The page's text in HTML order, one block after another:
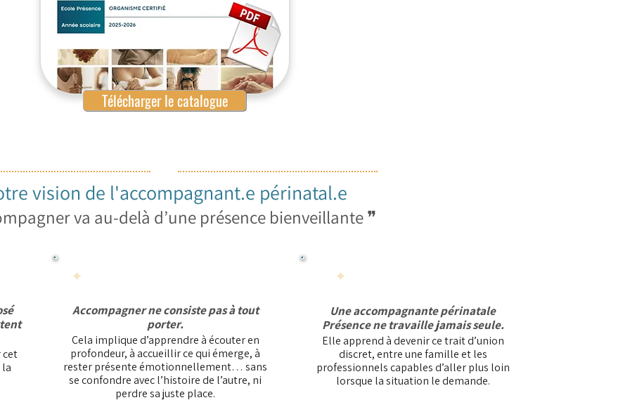
Télécharger le catalogue
vision de l'accompagnant.e périnatal.e
va au-delà d’une présence bienveillante❞
cet
✦
Accompagner ne consiste pas à tout
porter.
Cela implique d’apprendre à écouter en
profondeur, à accueillir ce qui émerge, à
rester présente émotionnellement… sans
se confondre avec l’histoire de l’autre, ni
perdre sa juste place.
✦
Une accompagnante périnatale
Présence ne travaille jamais seule.
Elle apprend à devenir ce trait d’union
discret, entre une famille et les
professionnels capables d’aller plus loin
lorsque la situation le demande.